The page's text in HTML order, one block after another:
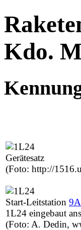
Kdo.
Gerätesatz
(Foto: http://
Start-Leitstation
1L24 eingebaut
(Foto: A. Dedin,